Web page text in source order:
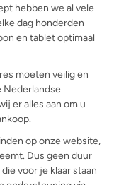
hebben we al vele
dag honderden
en tablet optimaal
moeten veilig en
Nederlandse
er alles aan om u
op onze website,
Dus geen duur
voor je klaar staan